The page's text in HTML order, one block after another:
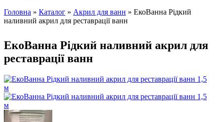
Jesteś tutaj
Головна » Каталог » Акрил для ванн » ЕкоВанна Рідкий
наливний акрил для реставрації ванн
ЕкоВанна Рідкий наливний акрил для
реставрації ванн